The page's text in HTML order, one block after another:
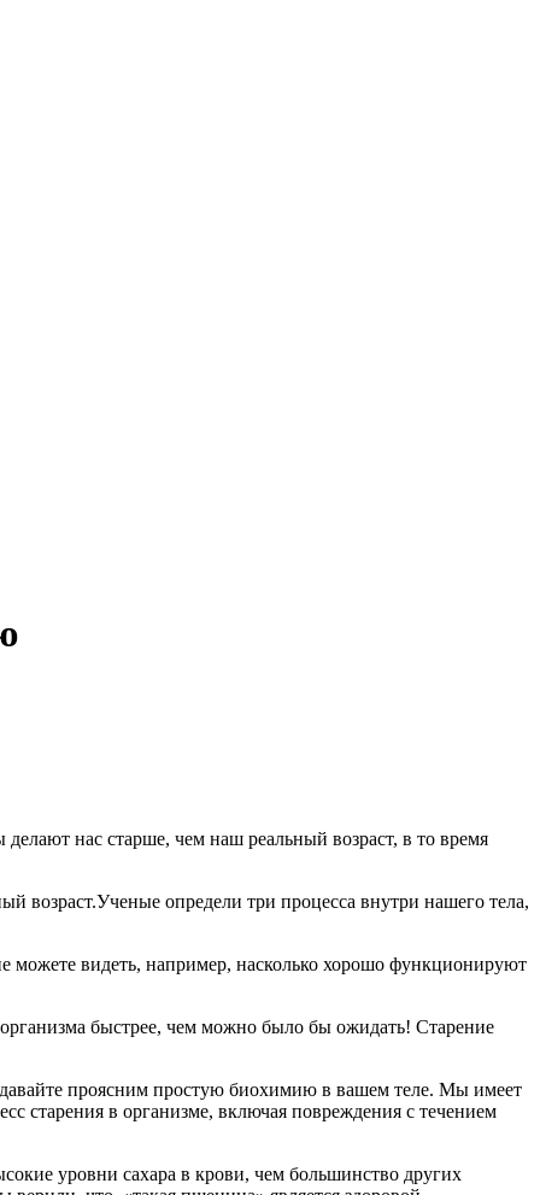
нас старше, чем наш реальный возраст, в то время
возраст.Ученые определи три процесса внутри нашего тела,
можете видеть, например, насколько хорошо функционируют
быстрее, чем можно было бы ожидать! Старение
проясним простую биохимию в вашем теле. Мы имеет
старения в организме, включая повреждения с течением
уровни сахара в крови, чем большинство других